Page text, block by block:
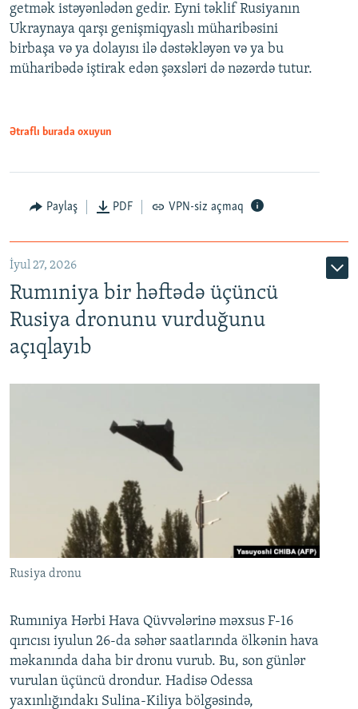
getmək istəyənlədən gedir. Eyni təklif Rusiyanın
Ukraynaya qarşı genişmiqyaslı müharibəsini
birbaşa və ya dolayısı ilə dəstəkləyən və ya bu
müharibədə iştirak edən şəxsləri də nəzərdə tutur.
Ətraflı burada oxuyun
Paylaş PDF VPN-siz açmaq
İyul 27, 2026
Rumıniya bir həftədə üçüncü
Rusiya dronunu vurduğunu
açıqlayıb
Rusiya dronu
Rumıniya Hərbi Hava Qüvvələrinə məxsus F-16
qırıcısı iyulun 26-da səhər saatlarında ölkənin hava
məkanında daha bir dronu vurub. Bu, son günlər
vurulan üçüncü drondur. Hadisə Odessa
yaxınlığındakı Sulina-Kiliya bölgəsində,